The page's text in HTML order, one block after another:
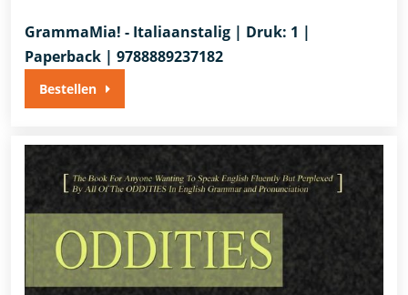
GrammaMia! - Italiaanstalig | Druk: 1 |
Paperback | 9788889237182
Bestellen